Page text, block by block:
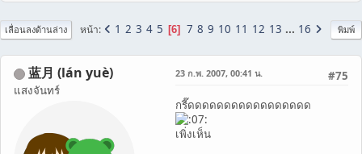
พิมพ์
เลื่อนลงด้านล่าง หน้า 1 2 3 4 5 6 7 8 9 10 11 12 13 ... 16
蓝月 (lán yuè)
แสงจันทร์
#75
23 ก.พ. 2007, 00:41 น.
กรี๊ดดดดดดดดดดดดดดดดด
เพิ่งเห็น